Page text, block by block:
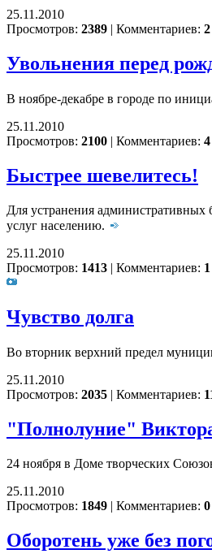
25.11.2010
Просмотров: 2389 | Комментариев: 2
Увольнения перед
В ноябре-декабре в городе по
25.11.2010
Просмотров: 2100 | Комментариев: 4
Быстрее шевелитесь!
Для устранения административных
услуг населению.
25.11.2010
Просмотров: 1413 | Комментариев: 1
Чувство долга
Во вторник верхний предел
25.11.2010
Просмотров: 2035 | Комментариев:
"Полнолуние"
24 ноября в Доме творческих
25.11.2010
Просмотров: 1849 Комментариев: 0
Оборотень уже без